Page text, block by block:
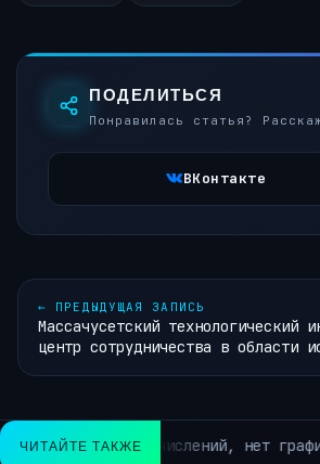
ПОДЕЛИТЬСЯ
Понравилась статья?
ВКонтакте
← ПРЕДЫДУЩАЯ ЗАПИСЬ
Массачусетский технологический
центр сотрудничества в области
ЧИТАЙТЕ ТАКЖЕ
LFM2.5-2.6B от Liquid AI